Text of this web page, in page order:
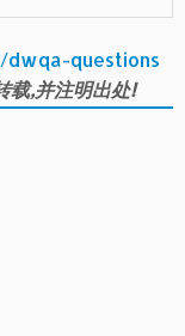
questions
载,并注明出处!